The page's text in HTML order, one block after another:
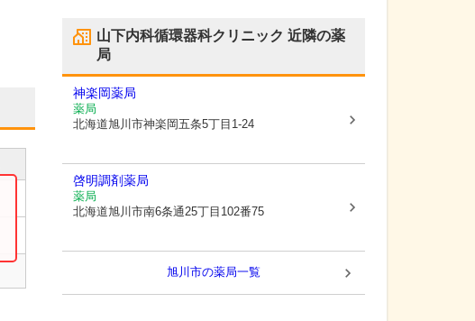
山下内科循環器科クリニック 近隣の薬
局
神楽岡薬局
薬局
北海道旭川市神楽岡五条5丁目1-24
啓明調剤薬局
薬局
北海道旭川市南6条通25丁目102番75
旭川市の薬局一覧